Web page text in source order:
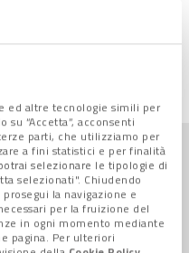
ed altre tecnologie simili per
“Accetta”, acconsenti
parti, che utilizziamo per
a fini statistici e per finalità
selezionare le tipologie di
selezionati". Chiudendo
la navigazione e
per la fruizione del
in ogni momento mediante
pagina. Per ulteriori
Facebook
Instagram
TUTTE LE NEWS